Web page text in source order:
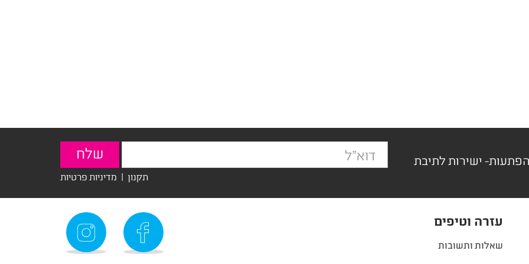
ישירות לתיבת
תקנון | מדיניות פרטיות
עזרה וטיפים
שאלות ותשובות